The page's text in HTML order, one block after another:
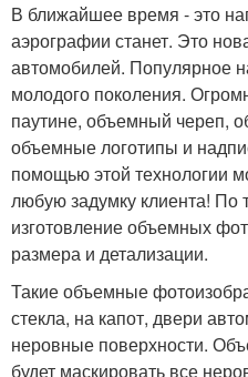
В ближайшее время - это
аэрографии станет. Это
автомобилей. Популярное
молодого поколения.
паутине, объемный череп,
объемные логотипы и
помощью этой технологии
любую задумку клиента! По
изготовление объемных
размера и детализации.
Такие объемные
стекла, на капот, двери
неровные поверхности.
будет маскировать все